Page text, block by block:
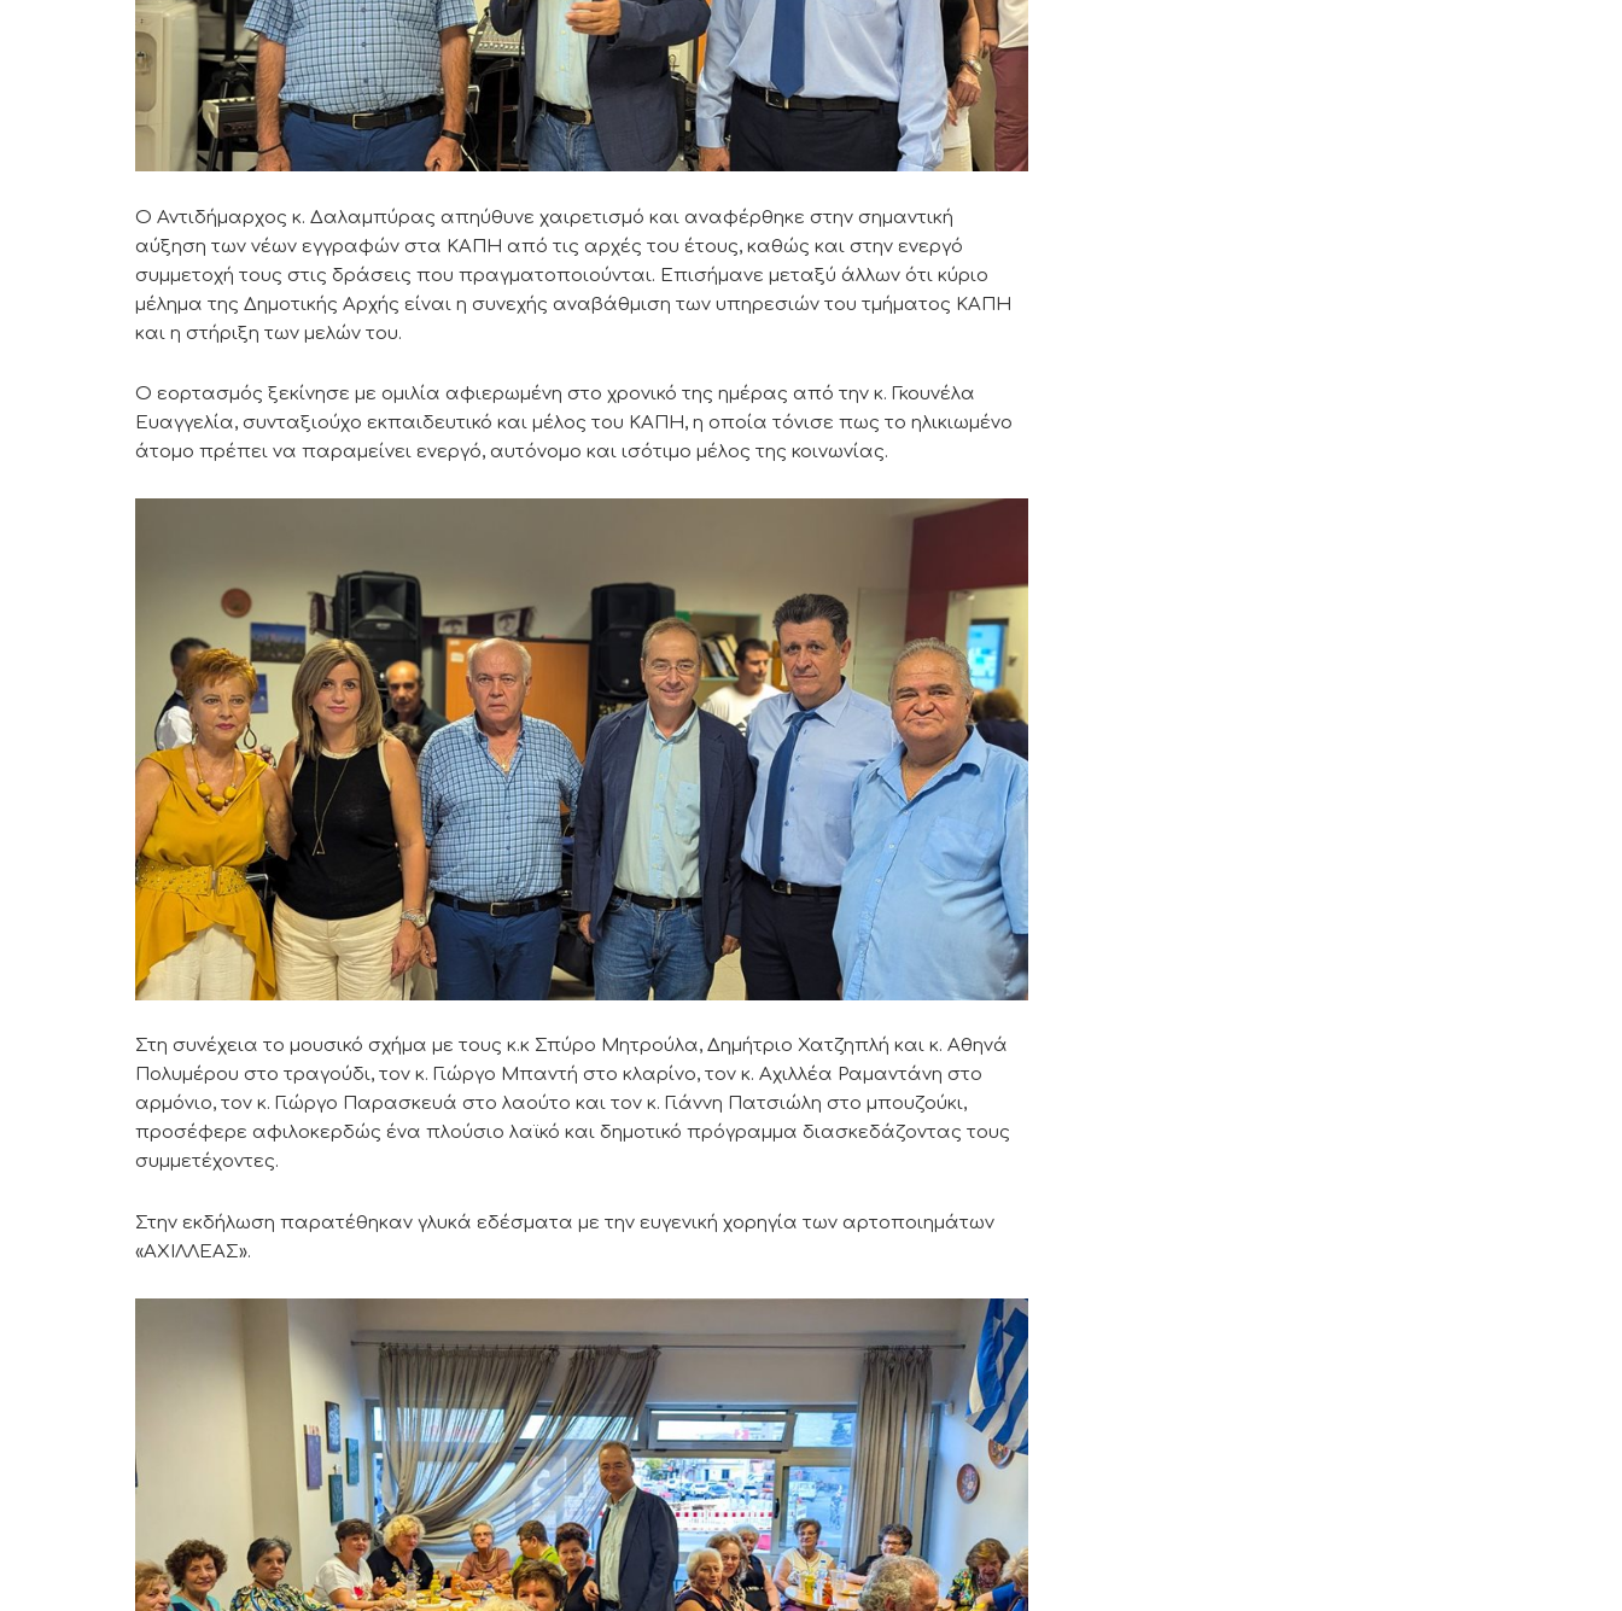
Ο Αντιδήμαρχος κ. Δαλαμπύρας απηύθυνε χαιρετισμό και αναφέρθηκε στην σημαντική
αύξηση των νέων εγγραφών στα ΚΑΠΗ από τις αρχές του έτους, καθώς και στην ενεργό
συμμετοχή τους στις δράσεις που πραγματοποιούνται. Επισήμανε μεταξύ άλλων ότι κύριο
μέλημα της Δημοτικής Αρχής είναι η συνεχής αναβάθμιση των υπηρεσιών του τμήματος ΚΑΠΗ
και η στήριξη των μελών του.
Ο εορτασμός ξεκίνησε με ομιλία αφιερωμένη στο χρονικό της ημέρας από την κ. Γκουνέλα
Ευαγγελία, συνταξιούχο εκπαιδευτικό και μέλος του ΚΑΠΗ, η οποία τόνισε πως το ηλικιωμένο
άτομο πρέπει να παραμείνει ενεργό, αυτόνομο και ισότιμο μέλος της κοινωνίας.
Στη συνέχεια το μουσικό σχήμα με τους κ.κ Σπύρο Μητρούλα, Δημήτριο Χατζηπλή και κ. Αθηνά
Πολυμέρου στο τραγούδι, τον κ. Γιώργο Μπαντή στο κλαρίνο, τον κ. Αχιλλέα Ραμαντάνη στο
αρμόνιο, τον κ. Γιώργο Παρασκευά στο λαούτο και τον κ. Γιάννη Πατσιώλη στο μπουζούκι,
προσέφερε αφιλοκερδώς ένα πλούσιο λαϊκό και δημοτικό πρόγραμμα διασκεδάζοντας τους
συμμετέχοντες.
Στην εκδήλωση παρατέθηκαν γλυκά εδέσματα με την ευγενική χορηγία των αρτοποιημάτων
«ΑΧΙΛΛΕΑΣ».